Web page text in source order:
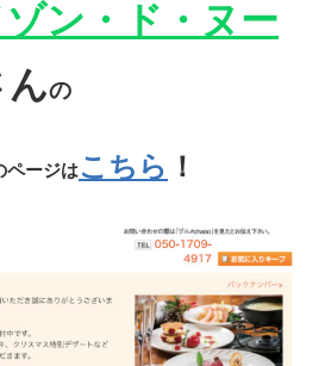
ゾン・ド・ヌー
んの
ページはこちら ！